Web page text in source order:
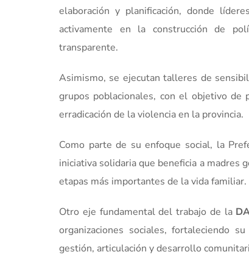
elaboración y planificación, donde
activamente en la construcción de
transparente.
Asimismo, se ejecutan talleres de
grupos poblacionales, con el objetivo de
erradicación de la violencia en la provincia.
Como parte de su enfoque social, la
iniciativa solidaria que beneficia a madres
etapas más importantes de la vida familiar.
Otro eje fundamental del trabajo de la
organizaciones sociales, fortaleciendo
gestión, articulación y desarrollo